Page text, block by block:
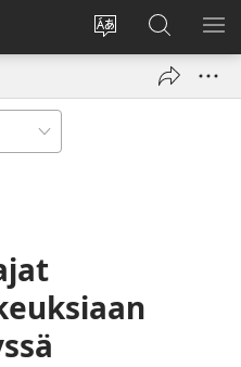
Vaihda
sivuston
Kirjaudu
(avaa
Hae
JW.ORG-
sivustolta